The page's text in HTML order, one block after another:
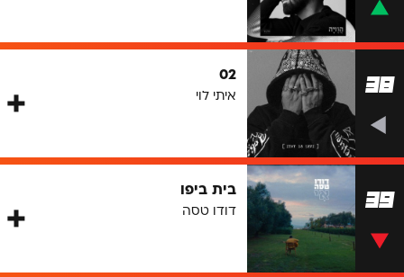
38
02
איתי לוי
39 בית ביפו
דודו טסה